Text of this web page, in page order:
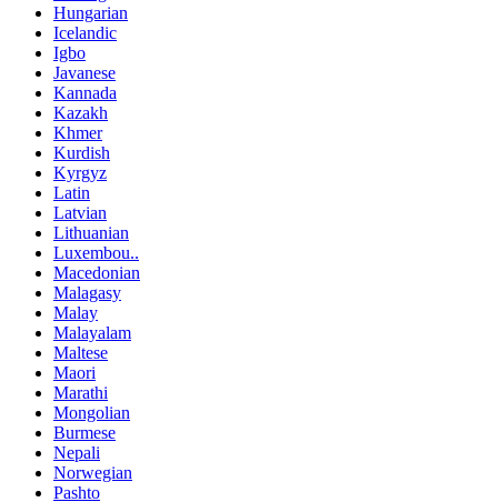
Hungarian
Icelandic
Igbo
Javanese
Kannada
Kazakh
Khmer
Kurdish
Kyrgyz
Latin
Latvian
Lithuanian
Luxembou..
Macedonian
Malagasy
Malay
Malayalam
Maltese
Maori
Marathi
Mongolian
Burmese
Nepali
Norwegian
Pashto